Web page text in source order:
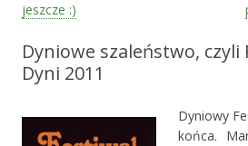
jeszcze :)
Dyniowe szaleństwo, czyli
Dyni 2011
Dyniowy
końca.